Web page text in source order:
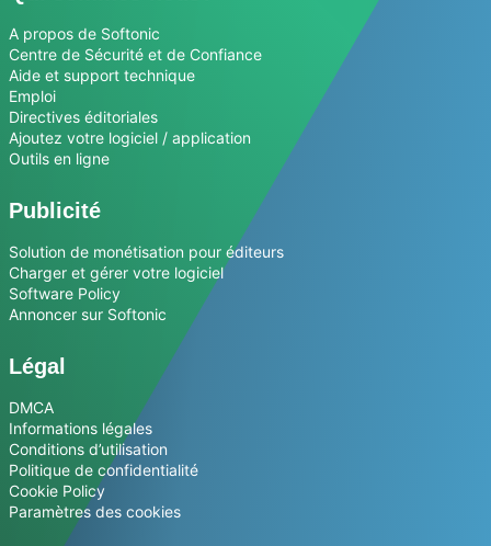
A propos de Softonic
Centre de Sécurité et de Confiance
Aide et support technique
Emploi
Directives éditoriales
Ajoutez votre logiciel / application
Outils en ligne
Publicité
Solution de monétisation pour éditeurs
Charger et gérer votre logiciel
Software Policy
Annoncer sur Softonic
Légal
DMCA
Informations légales
Conditions d’utilisation
Politique de confidentialité
Cookie Policy
Paramètres des cookies